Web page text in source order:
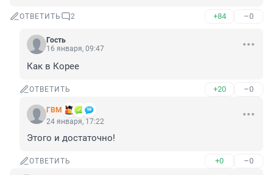
ОТВЕТИТЬ 2 +84 –0
Гость
16 января, 09:47
Как в Корее
ОТВЕТИТЬ +20 –0
ГВМ
24 января, 17:22
Этого и достаточно!
ОТВЕТИТЬ +0 –0